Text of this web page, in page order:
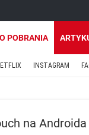
POBRANIA
INSTAGRAM
na Androida